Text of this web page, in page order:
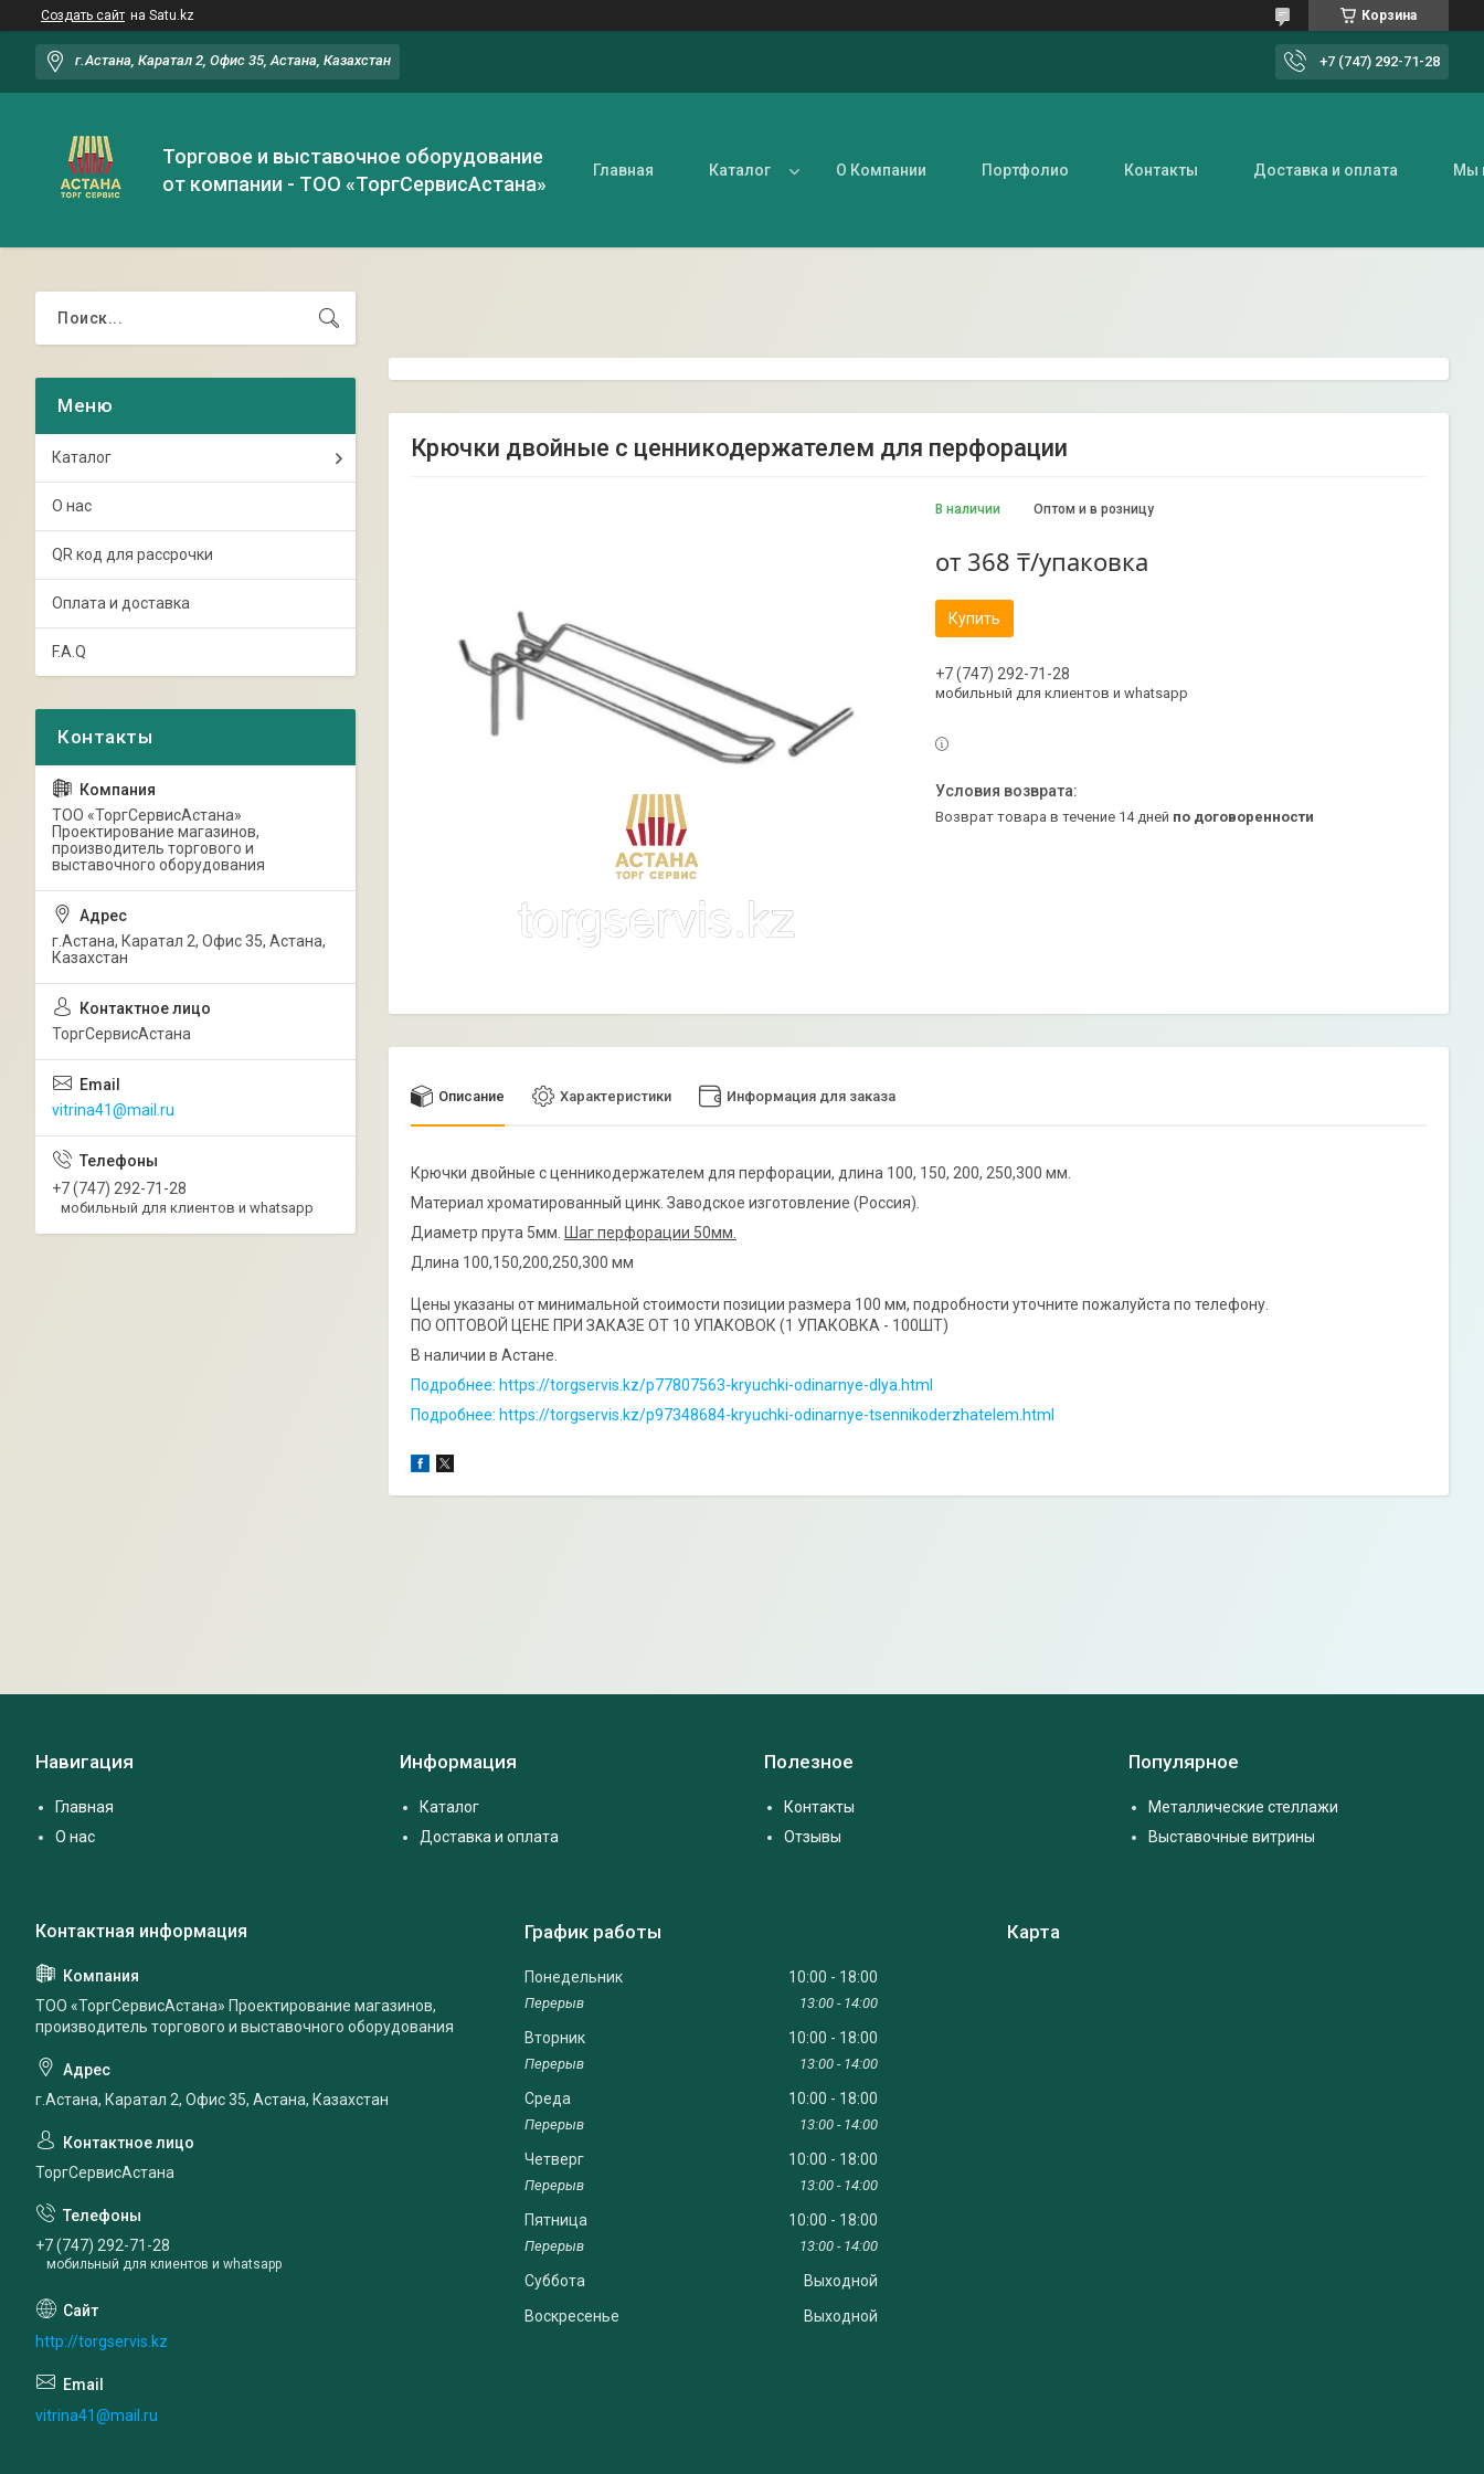
Создать сайт на Satu.kz Корзина
г.Астана, Каратал 2, Офис 35, Астана, Казахстан +7 (747) 292-71-28
Торговое и выставочное оборудование
от компании - ТОО «ТоргСервисАстана»
Главная Каталог О Компании Портфолио Контакты Доставка и оплата Мы
Крючки двойные с ценникодержателем для перфорации
В наличии Оптом и в розницу
от 368 ₸/упаковка
Купить
+7 (747) 292-71-28
мобильный для клиентов и whatsapp
возврат товара в течение 14 дней по договоренности
Описание Характеристики Информация для заказа
Крючки двойные с ценникодержателем для перфорации, длина 100, 150, 200, 250,300 мм.
Материал хроматированный цинк. Заводское изготовление (Россия).
Диаметр прута 5мм. Шаг перфорации 50мм.
Длина 100,150,200,250,300 мм
Цены указаны от минимальной стоимости позиции размера 100 мм, подробности уточните пожалуйста по телефону.
ПО ОПТОВОЙ ЦЕНЕ ПРИ ЗАКАЗЕ ОТ 10 УПАКОВОК (1 УПАКОВКА - 100ШТ)
В наличии в Астане.
Подробнее: https://torgservis.kz/p77807563-kryuchki-odinarnye-dlya.html
Подробнее: https://torgservis.kz/p97348684-kryuchki-odinarnye-tsennikoderzhatelem.html
Каталог
О нас
QR код для рассрочки
Оплата и доставка
F.A.Q
ТОО «ТоргСервисАстана»
Проектирование магазинов,
производитель торгового и
выставочного оборудования
г.Астана, Каратал 2, Офис 35, Астана,
Казахстан
ТоргСервисАстана
vitrina41@mail.ru
+7 (747) 292-71-28
мобильный для клиентов и whatsapp
Навигация
Главная
О нас
Информация
Каталог
Доставка и оплата
Полезное
Контакты
Отзывы
Популярное
Металлические стеллажи
Выставочные витрины
ТОО «ТоргСервисАстана» Проектирование магазинов,
производитель торгового и выставочного оборудования
г.Астана, Каратал 2, Офис 35, Астана, Казахстан
ТоргСервисАстана
+7 (747) 292-71-28
мобильный для клиентов и whatsapp
http://torgservis.kz
vitrina41@mail.ru
График работы
Понедельник 10:00 18:00
13:00 14:00
Вторник 10:00 18:00
13:00 14:00
Среда 10:00 18:00
13:00 14:00
Четверг 10:00 18:00
13:00 14:00
Пятница 10:00 18:00
13:00 14:00
Суббота
Выходной
Воскресенье
Выходной
Карта